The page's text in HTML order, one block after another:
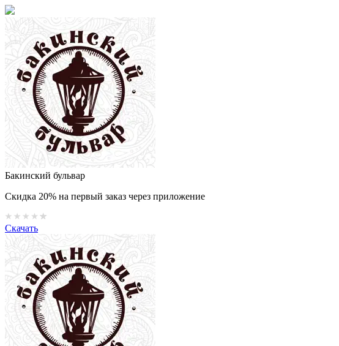
Бакинский бульвар
Скидка 20% на первый заказ через приложение
Скачать